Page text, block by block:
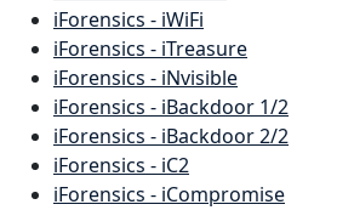
iForensics - iWiFi
iForensics - iTreasure
iForensics - iNvisible
iForensics - iBackdoor 1/2
iForensics - iBackdoor 2/2
iForensics - iC2
iForensics - iCompromise